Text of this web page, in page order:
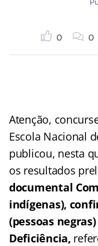
0 0
Atenção,
Escola Nacional
publicou, nesta
os resultados
documental
indígenas),
(pessoas
Deficiência,